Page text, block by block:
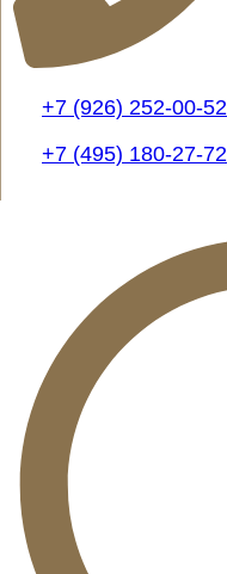
+7 (926) 252-00-52
+7 (495) 180-27-72